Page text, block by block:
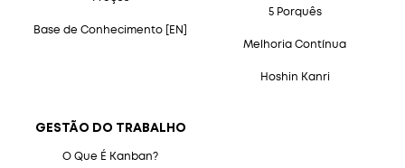
Base de Conhecimento [EN]
GESTÃO DO TRABALHO
O Que É Kanban?
5 Porquês
Melhoria Contínua
Hoshin Kanri